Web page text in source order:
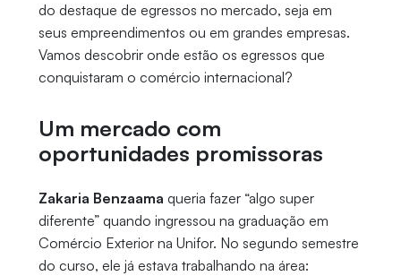
do destaque de egressos no mercado, seja em
seus empreendimentos ou em grandes empresas.
Vamos descobrir onde estão os egressos que
conquistaram o comércio internacional?
Um mercado com
oportunidades promissoras
Zakaria Benzaama queria fazer “algo super
diferente” quando ingressou na graduação em
Comércio Exterior na Unifor. No segundo semestre
do curso, ele já estava trabalhando na área: